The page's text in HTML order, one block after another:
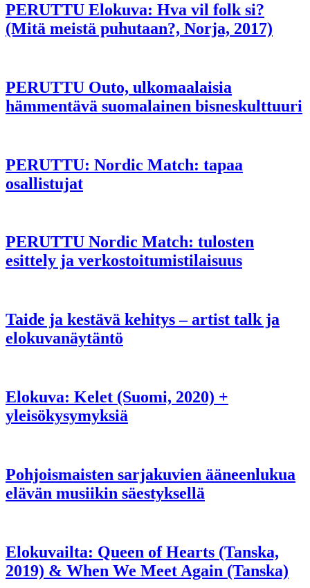
PERUTTU Elokuva: Hva vil folk si?
(Mitä meistä puhutaan?, Norja, 2017)
PERUTTU Outo, ulkomaalaisia
hämmentävä suomalainen bisneskulttuuri
PERUTTU: Nordic Match: tapaa
osallistujat
PERUTTU Nordic Match: tulosten
esittely ja verkostoitumistilaisuus
Taide ja kestävä kehitys – artist talk ja
elokuvanäytäntö
Elokuva: Kelet (Suomi, 2020) +
yleisökysymyksiä
Pohjoismaisten sarjakuvien ääneenlukua
elävän musiikin säestyksellä
Elokuvailta: Queen of Hearts (Tanska,
2019) & When We Meet Again (Tanska)